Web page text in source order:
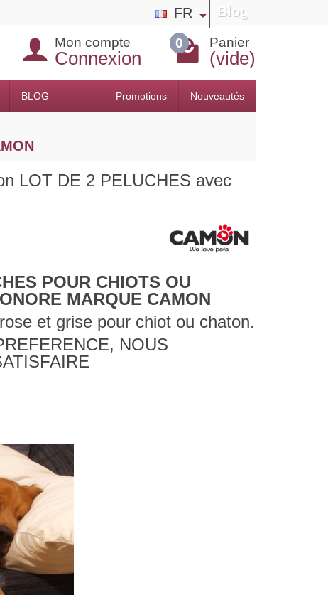
FR Blog
Mon compte
Connexion
0 Panier
(vide)
BLOG Promotions Nouveautés
LOT DE 2 PELUCHES avec
POUR CHIOTS OU
MARQUE CAMON
et grise pour chiot ou chaton.
NOUS